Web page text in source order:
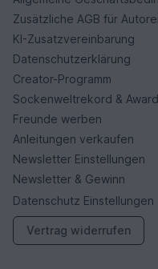
Zusätzliche AGB für
KI-Zusatzvereinbarung
Datenschutzerklärung
Creator-Programm
Sockenweltrekord & Award
Freunde werben
Anleitungen verkaufen
Newsletter Einstellungen
Newsletter & Gewinn
Datenschutz Einstellungen
Vertrag widerrufen